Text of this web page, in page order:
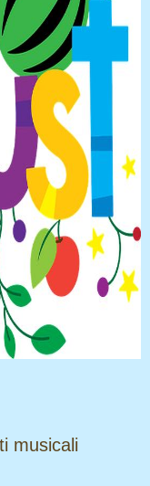
musicali